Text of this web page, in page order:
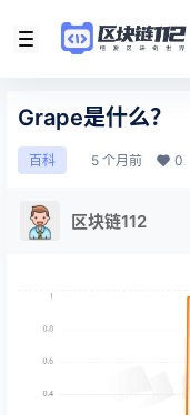
Grape是什么？
百科 5 个月前 0
区块链112